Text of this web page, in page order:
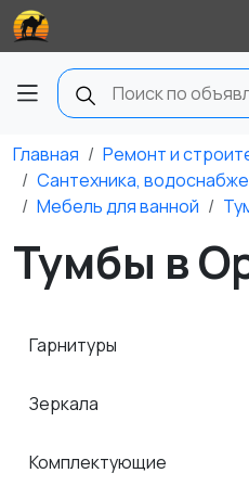
Главная
Ремонт и
Сантехника,
Мебель для ванной
Тумбы в
Гарнитуры
Зеркала
Комплектующие